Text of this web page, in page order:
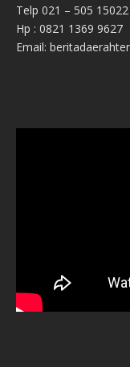
Telp 021 – 505 15022
Hp : 0821 1369 9627
Email: